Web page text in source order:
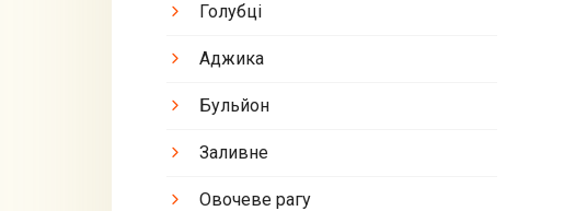
Голубці
Аджика
Бульйон
Заливне
Овочеве рагу